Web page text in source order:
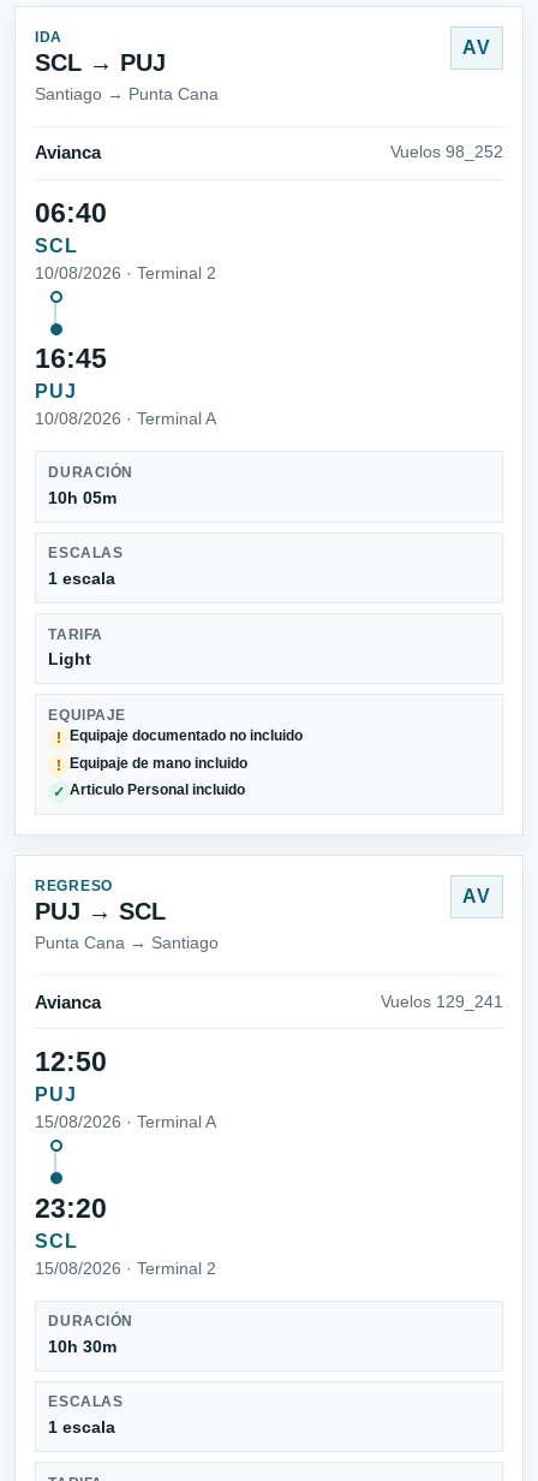
IDA
SCL → PUJ
Santiago → Punta Cana
AV
Avianca Vuelos 98_252
06:40
SCL
10/08/2026 · Terminal 2
16:45
PUJ
10/08/2026 · Terminal A
DURACIÓN
10h 05m
ESCALAS
1 escala
TARIFA
Light
EQUIPAJE
!
Equipaje documentado no incluido
! Equipaje de mano incluido
✓ Articulo Personal incluido
REGRESO
PUJ → SCL
Punta Cana → Santiago
AV
Avianca Vuelos 129_241
12:50
PUJ
15/08/2026 · Terminal A
23:20
SCL
15/08/2026 · Terminal 2
DURACIÓN
10h 30m
ESCALAS
1 escala